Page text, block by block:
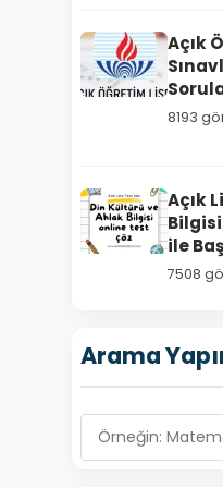
Açık
8193
Açık
Bilgisi
ile
7508
Arama